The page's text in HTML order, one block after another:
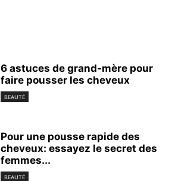
6 astuces de grand-mère pour
faire pousser les cheveux
BEAUTÉ
Pour une pousse rapide des
cheveux: essayez le secret des
femmes...
BEAUTÉ